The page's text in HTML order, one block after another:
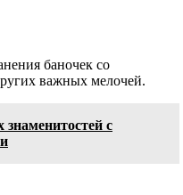
баночек со
важных мелочей.
знаменитостей с